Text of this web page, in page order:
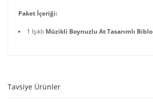
Paket İçeriği:
1 Işıklı Müzikli Boynuzlu At Tasarımlı Biblo
Tavsiye Ürünler